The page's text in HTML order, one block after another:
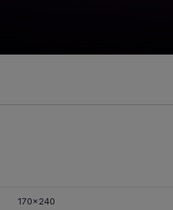
170x240